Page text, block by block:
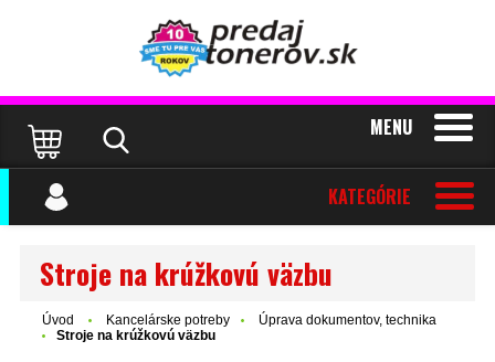
MENU
KATEGÓRIE
Stroje na krúžkovú väzbu
Úvod Kancelárske potreby
Úprava dokumentov, technika
Stroje na krúžkovú väzbu